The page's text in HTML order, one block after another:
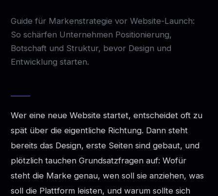
Guide für Markenstrategie vor Website-Launch:
So schärfen Unternehmen Positionierung,
Botschaft und Struktur, bevor Design und
Entwicklung starten.
Wer eine neue Website startet, entscheidet oft zu
spät über die eigentliche Richtung. Dann steht
bereits das Design, erste Seiten sind gebaut, und
plötzlich tauchen Grundsatzfragen auf: Wofür
steht die Marke genau, wen soll sie anziehen, was
soll die Plattform leisten, und warum sollte sich